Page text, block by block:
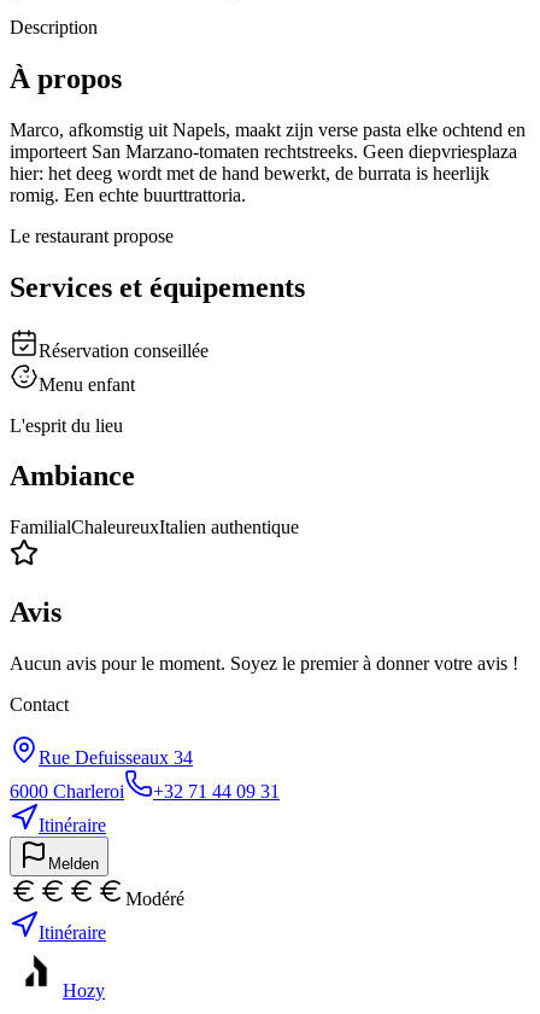
Description
À propos
Marco, afkomstig uit Napels, maakt zijn verse pasta elke ochtend en
importeert San Marzano-tomaten rechtstreeks. Geen diepvriesplaza
hier: het deeg wordt met de hand bewerkt, de burrata is heerlijk
romig. Een echte buurttrattoria.
Le restaurant propose
Services et équipements
Réservation conseillée
Menu enfant
L'esprit du lieu
Ambiance
FamilialChaleureuxItalien authentique
Avis
Aucun avis pour le moment. Soyez le premier à donner votre avis !
Contact
Rue Defuisseaux 34
6000 Charleroi
+32 71 44 09 31
Itinéraire
Melden
Modéré
Itinéraire
Hozy